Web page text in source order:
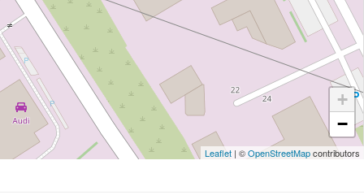
+
−
Leaflet | ©OpenStreetMapcontributors